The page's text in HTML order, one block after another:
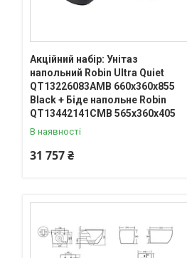
Акційний набір: Унітаз
напольний Robin Ultra Quiet
QT13226083AMB 660x360x855
Black + Біде напольне Robin
QT13442141CMB 565x360x405
В наявності
31 757 ₴